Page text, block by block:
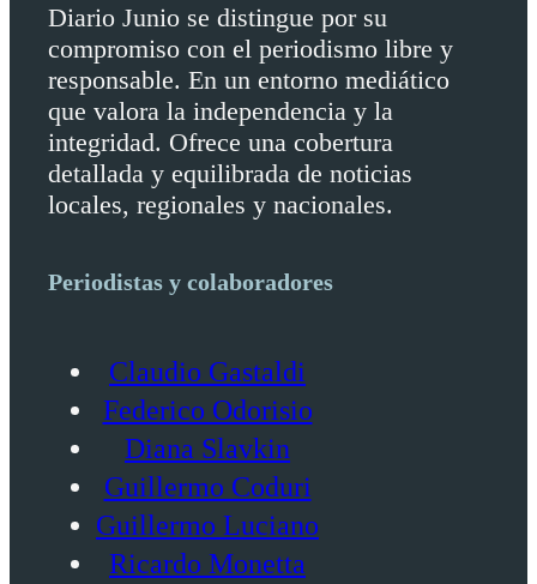
Diario Junio se distingue por su
compromiso con el periodismo libre y
responsable. En un entorno mediático
que valora la independencia y la
integridad. Ofrece una cobertura
detallada y equilibrada de noticias
locales, regionales y nacionales.
Periodistas y colaboradores
Claudio Gastaldi
Federico Odorisio
Diana Slavkin
Guillermo Coduri
Guillermo Luciano
Ricardo Monetta